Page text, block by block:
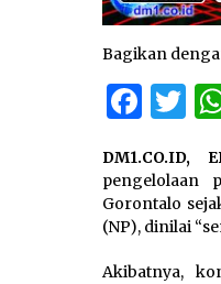
Bagikan
DM1.CO.ID,
pengelolaan
Gorontalo
(NP), dinilai
Akibatnya,